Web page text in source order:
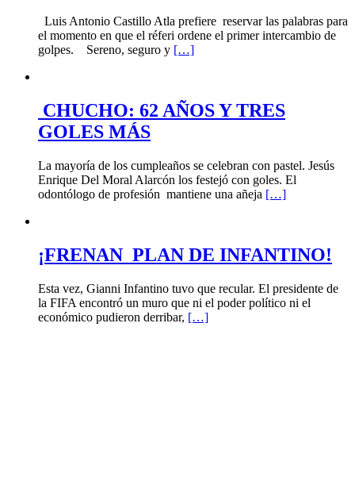
Luis Antonio Castillo Atla prefiere reservar las palabras para
el momento en que el réferi ordene el primer intercambio de
golpes. Sereno, seguro y […]
CHUCHO: 62 AÑOS Y TRES
GOLES MÁS
La mayoría de los cumpleaños se celebran con pastel. Jesús
Enrique Del Moral Alarcón los festejó con goles. El
odontólogo de profesión mantiene una añeja […]
¡FRENAN PLAN DE INFANTINO!
Esta vez, Gianni Infantino tuvo que recular. El presidente de
la FIFA encontró un muro que ni el poder político ni el
económico pudieron derribar, […]